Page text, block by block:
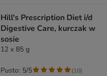
Hill's Prescription Diet i/d
Digestive Care, kurczak w
sosie
12 x 85 g
Pusto: 5/5 (10)